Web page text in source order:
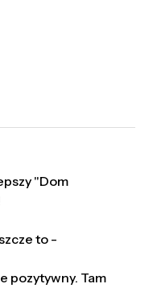
"Dom
to -
pozytywny. Tam